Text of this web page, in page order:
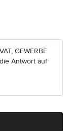
GEWERBE
Antwort auf